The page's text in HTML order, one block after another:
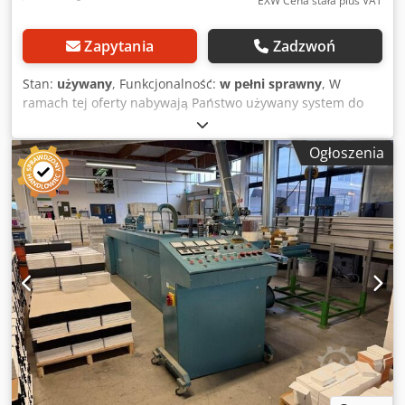
Zapytania Zadzwoń
Stan: używany, Funkcjonalność: w pełni sprawny, W
ramach tej oferty nabywają Państwo używany system do
oprawiania dokumentów "Xerox AdvancedPunch
Pro&eWire". Przedmiot sprzedaży: 1 x Xerox
AdvancedPunch Pro&eWire wraz z następującymi
akcesoriami: wraz z A-FN08 (moduł do składania kartek C/Z)
wraz z A-FN13 (moduł do wykańczania wydruków PR) wraz
z ZVC-1 (moduł interfejsu PR) Stan: Niniejsza oferta dotyczy
używanego urządzenia, które może wykazywać ślady
użytkowania (drobne rysy lub przebarwienia). Urządzenie
zostało przetestowane pod kątem funkcjonalności.
Pakowanie i wysyłka: Zachęcamy do obejrzenia urządzenia
w godzinach pracy naszej firmy. Prosimy o umówienie się
na spotkanie! Na życzenie możliwe jest zapewnienie
bezpiecznego opakowania do transportu morskiego oraz
wysyłka na cały świat! Dedpszpwt Dsfx Amaowa Przed
wysyłką lub odbiorem zostanie przeprowadzony test
Ogłoszenia